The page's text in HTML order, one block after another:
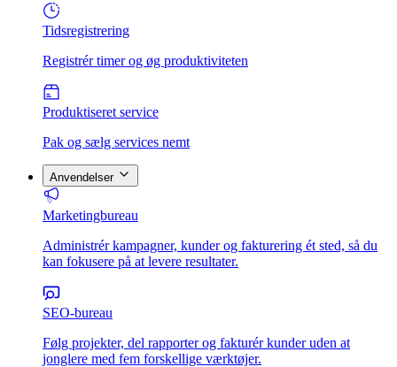
Tidsregistrering
Registrér timer og øg produktiviteten
Produktiseret service
Pak og sælg services nemt
Anvendelser
Marketingbureau
Administrér kampagner, kunder og fakturering ét sted, så du
kan fokusere på at levere resultater.
SEO-bureau
Følg projekter, del rapporter og fakturér kunder uden at
jonglere med fem forskellige værktøjer.